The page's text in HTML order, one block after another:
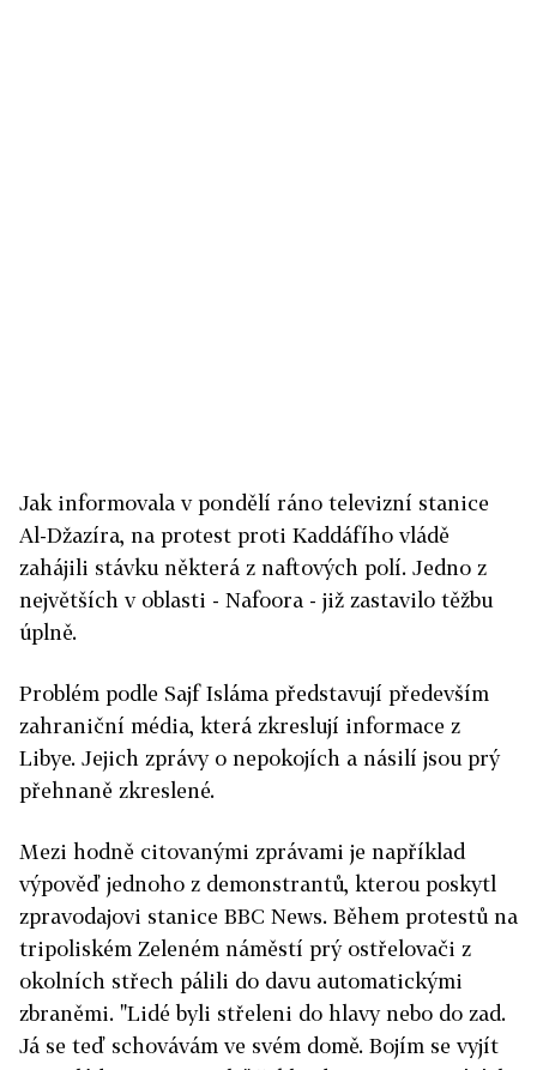
Jak informovala v pondělí ráno televizní stanice
Al-Džazíra, na protest proti Kaddáfího vládě
zahájili stávku některá z naftových polí. Jedno z
největších v oblasti - Nafoora - již zastavilo těžbu
úplně.
Problém podle Sajf Isláma představují především
zahraniční média, která zkreslují informace z
Libye. Jejich zprávy o nepokojích a násilí jsou prý
přehnaně zkreslené.
Mezi hodně citovanými zprávami je například
výpověď jednoho z demonstrantů, kterou poskytl
zpravodajovi stanice BBC News. Během protestů na
tripoliském Zeleném náměstí prý ostřelovači z
okolních střech pálili do davu automatickými
zbraněmi. "Lidé byli střeleni do hlavy nebo do zad.
Já se teď schovávám ve svém domě. Bojím se vyjít